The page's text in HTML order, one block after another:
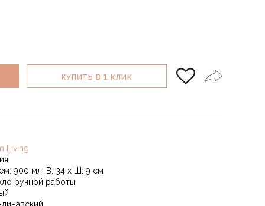
КУПИТЬ В1 КЛИК
Living
900 мл, В: 34 x Ш: 9 см
ручной работы